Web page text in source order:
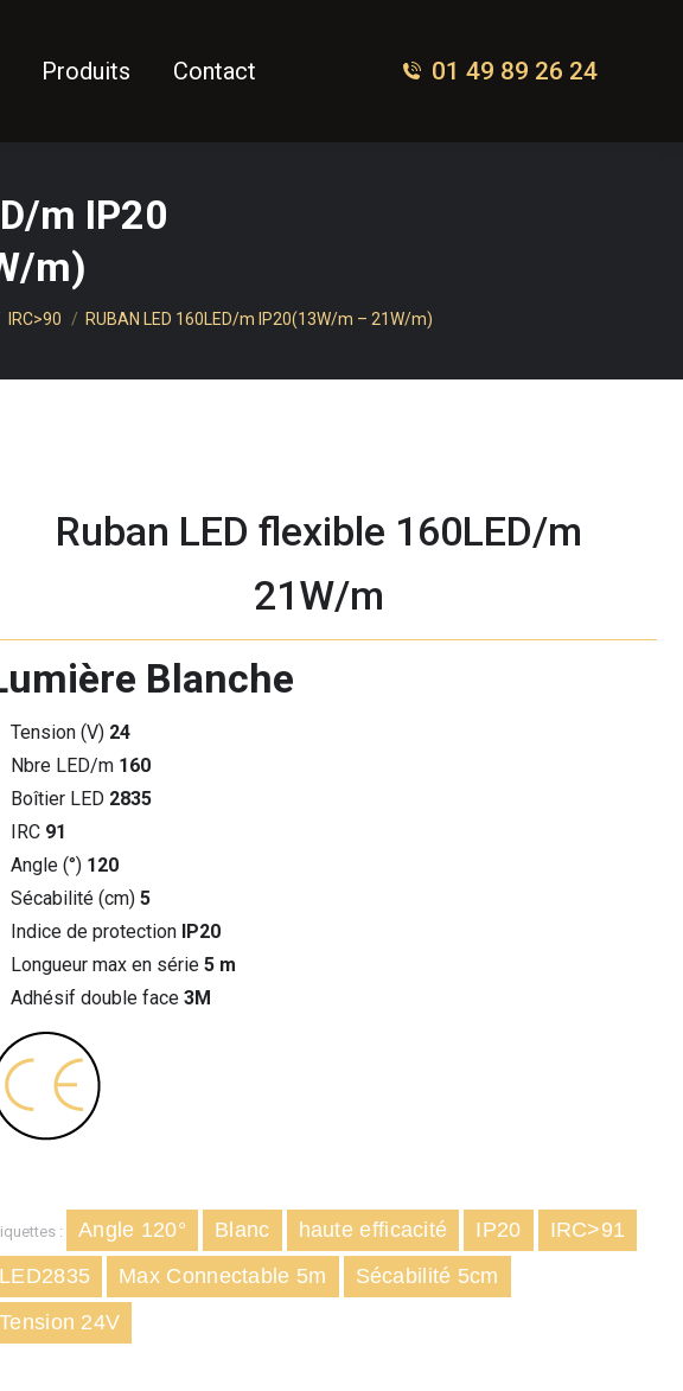
Produits Contact 01 49 89 26 24
m IP20
m)
IRC>90 RUBAN LED 160LED/m IP20(13W/m – 21W/m)
Ruban LED flexible 160LED/m
21W/m
Blanche
Tension (V) 24
Nbre LED/m 160
Boîtier LED 2835
IRC 91
Angle (°) 120
Sécabilité (cm) 5
Indice de protection IP20
Longueur max en série 5 m
Adhésif double face 3M
: Angle 120° Blanc haute efficacité IP20
IRC>91
LED2835
Max Connectable 5m
Sécabilité 5cm
Tension 24V